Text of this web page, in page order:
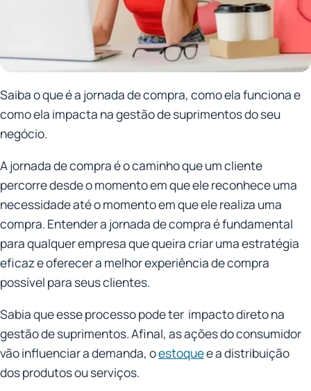
Saiba o que é a jornada de compra, como ela funciona e
como ela impacta na gestão de suprimentos do seu
negócio.
A jornada de compra é o caminho que um cliente
percorre desde o momento em que ele reconhece uma
necessidade até o momento em que ele realiza uma
compra. Entender a jornada de compra é fundamental
para qualquer empresa que queira criar uma estratégia
eficaz e oferecer a melhor experiência de compra
possível para seus clientes.
Sabia que esse processo pode ter impacto direto na
gestão de suprimentos. Afinal, as ações do consumidor
vão influenciar a demanda, oestoquee a distribuição
dos produtos ou serviços.